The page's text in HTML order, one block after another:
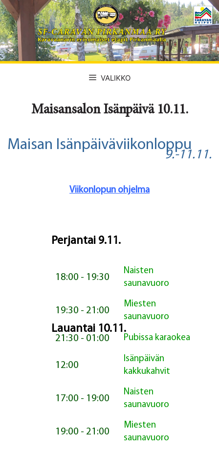
Siirry
sisältöön
VALIKKO
Maisansalon Isänpäivä 10.11.
Maisan Isänpäiväviikonloppu
9.-11.11.
Viikonlopun ohjelma
Perjantai 9.11.
18:00 - 19:30
Naisten
saunavuoro
19:30 - 21:00
Miesten
saunavuoro
21:30 - 01:00 Pubissa karaokea
Lauantai 10.11.
12:00
Isänpäivän
kakkukahvit
17:00 - 19:00
Naisten
saunavuoro
19:00 - 21:00
Miesten
saunavuoro